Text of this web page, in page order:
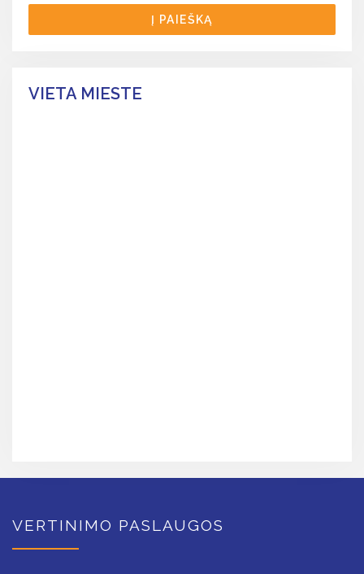
Į PAIEŠKĄ
VIETA MIESTE
VERTINIMO PASLAUGOS